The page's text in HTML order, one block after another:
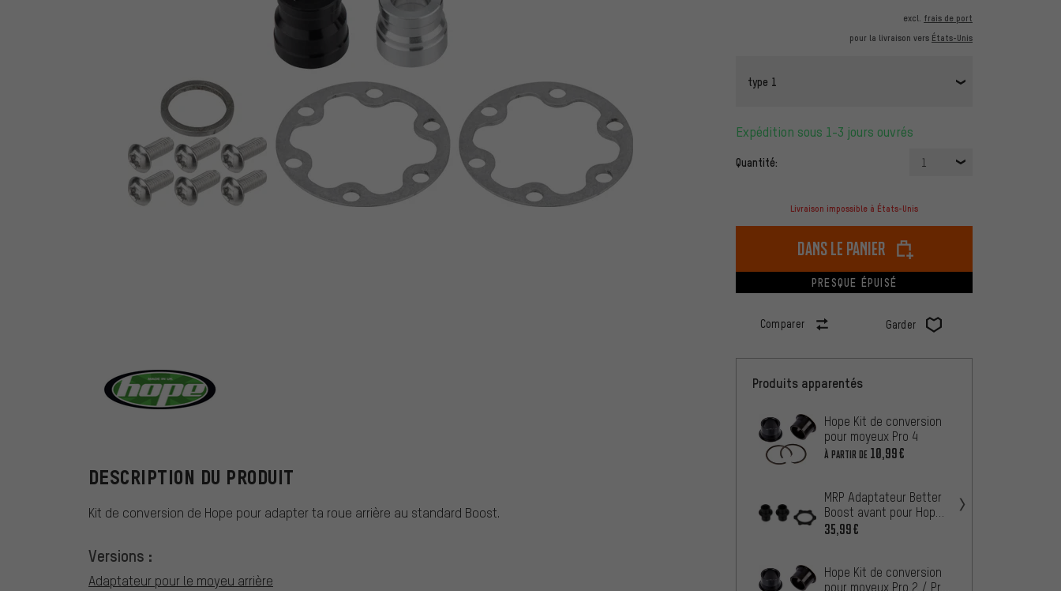
excl. frais de port
pour la livraison vers États-Unis
type 1
Expédition sous 1-3 jours ouvrés
Quantité: 1
Livraison impossible à États-Unis
dans le panier
PRESQUE ÉPUISÉ
Comparer Garder
DESCRIPTION DU PRODUIT
Kit de conversion de Hope pour adapter ta roue arrière au standard Boost.
Versions :
Adaptateur pour le moyeu arrière
Produits apparentés
Hope Kit de conversion
pour moyeux Pro 4
À PARTIR DE 10,99€
MRP Adaptateur Better
Boost avant pour Hope
Pro 2/Pro 2 Evo/Pro 4 6
35,99€
Hope Kit de conversion
pour moyeux Pro 2 / Pro